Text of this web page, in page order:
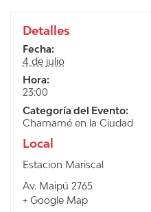
Detalles
Fecha:
4 de julio
Hora:
23:00
Categoría del Evento:
Chamamé en la Ciudad
Local
Estacion Mariscal
Av. Maipú 2765
+ Google Map